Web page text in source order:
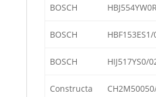
BOSCH
BOSCH HBF153ES1/
BOSCH HIJ517YS0/
Constructa